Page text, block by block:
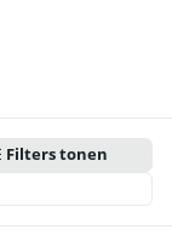
Filters tonen